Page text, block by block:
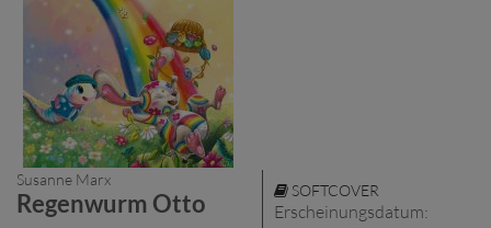
Susanne Marx
Regenwurm Otto SOFTCOVER
Erscheinungsdatum: